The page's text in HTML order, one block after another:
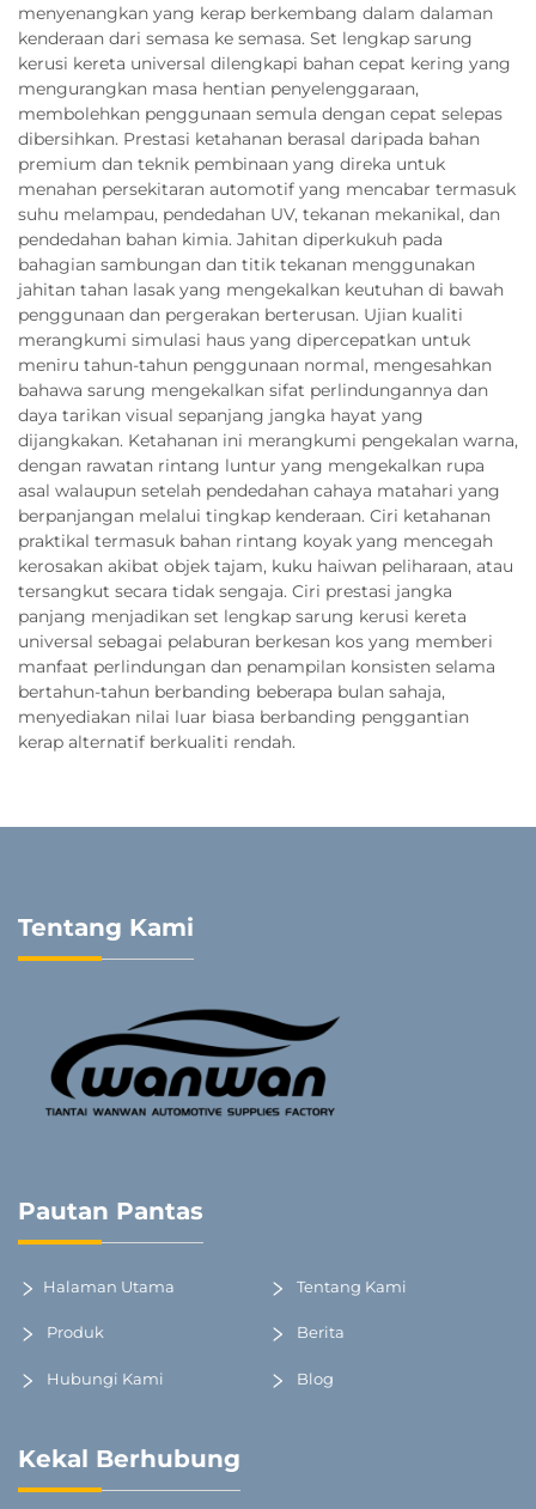
menyenangkan yang kerap berkembang dalam dalaman
kenderaan dari semasa ke semasa. Set lengkap sarung
kerusi kereta universal dilengkapi bahan cepat kering yang
mengurangkan masa hentian penyelenggaraan,
membolehkan penggunaan semula dengan cepat selepas
dibersihkan. Prestasi ketahanan berasal daripada bahan
premium dan teknik pembinaan yang direka untuk
menahan persekitaran automotif yang mencabar termasuk
suhu melampau, pendedahan UV, tekanan mekanikal, dan
pendedahan bahan kimia. Jahitan diperkukuh pada
bahagian sambungan dan titik tekanan menggunakan
jahitan tahan lasak yang mengekalkan keutuhan di bawah
penggunaan dan pergerakan berterusan. Ujian kualiti
merangkumi simulasi haus yang dipercepatkan untuk
meniru tahun-tahun penggunaan normal, mengesahkan
bahawa sarung mengekalkan sifat perlindungannya dan
daya tarikan visual sepanjang jangka hayat yang
dijangkakan. Ketahanan ini merangkumi pengekalan warna,
dengan rawatan rintang luntur yang mengekalkan rupa
asal walaupun setelah pendedahan cahaya matahari yang
berpanjangan melalui tingkap kenderaan. Ciri ketahanan
praktikal termasuk bahan rintang koyak yang mencegah
kerosakan akibat objek tajam, kuku haiwan peliharaan, atau
tersangkut secara tidak sengaja. Ciri prestasi jangka
panjang menjadikan set lengkap sarung kerusi kereta
universal sebagai pelaburan berkesan kos yang memberi
manfaat perlindungan dan penampilan konsisten selama
bertahun-tahun berbanding beberapa bulan sahaja,
menyediakan nilai luar biasa berbanding penggantian
kerap alternatif berkualiti rendah.
Tentang Kami
Pautan Pantas
Halaman Utama Tentang Kami
Produk Berita
Hubungi Kami Blog
Kekal Berhubung